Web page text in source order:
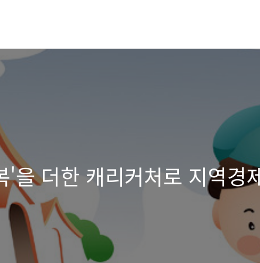
'을 더한 캐리커처로 지역경